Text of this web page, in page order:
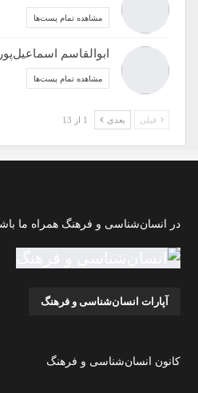
مشاهده تمام پست‌ها
ابوالقاسم اسماعیل‌پور
مشاهده تمام پست‌ها
قبلی بعدی
در انسان‌شناسی و فرهنگ همراه ما باشید
آپارات انسان‌شناسی و فرهنگ
کانون انسان‌شناسی و فرهنگ